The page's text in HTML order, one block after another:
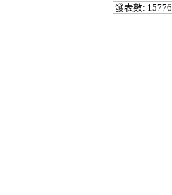
發表數: 15776